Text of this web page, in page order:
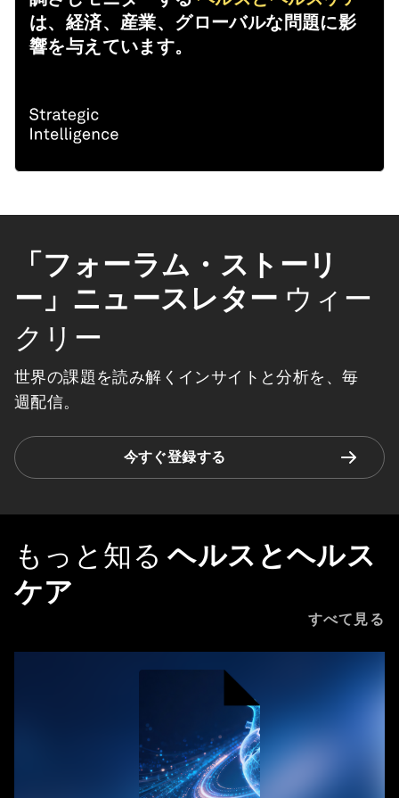
は、経済、産業、グローバルな問題に影
響を与えています。
「フォーラム・ストーリ
ー」ニュースレター ウィー
クリー
世界の課題を読み解くインサイトと分析を、毎
週配信。
今すぐ登録する
もっと知る ヘルスとヘルス
ケア
すべて見る